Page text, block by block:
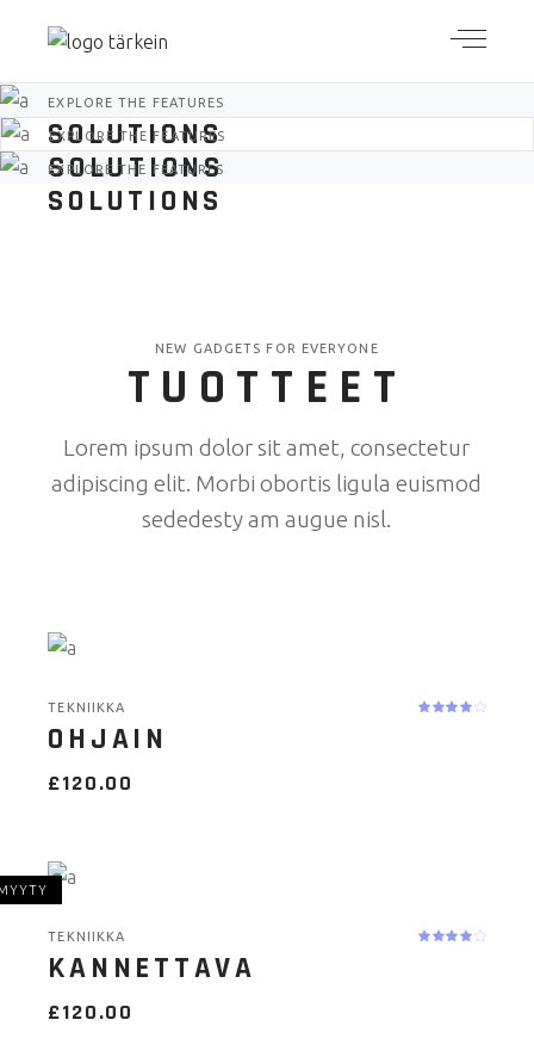
EXPLORE THE FEATURES
SOLUTIONS
EXPLORE THE FEATURES
SOLUTIONS
EXPLORE THE FEATURES
SOLUTIONS
NEW GADGETS FOR EVERYONE
TUOTTEET
Lorem ipsum dolor sit amet, consectetur
adipiscing elit. Morbi obortis ligula euismod
sededesty am augue nisl.
TEKNIIKKA
OHJAIN
£120.00
TEKNIIKKA
KANNETTAVA
£120.00